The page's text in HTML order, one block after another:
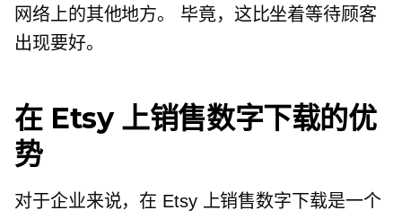
网络上的其他地方。 毕竟，这比坐着等待顾客
出现要好。
在 Etsy 上销售数字下载的优
势
对于企业来说，在 Etsy 上销售数字下载是一个